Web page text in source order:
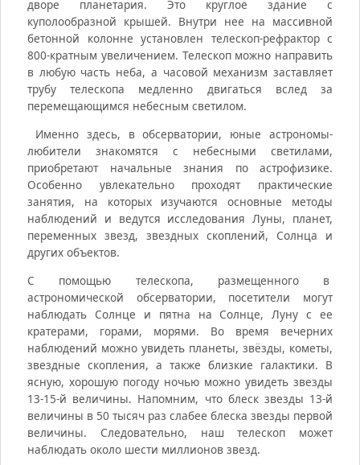
дворе планетария. Это круглое здание с
куполообразной крышей. Внутри нее на массивной
бетонной колонне установлен телескоп-рефрактор с
800-кратным увеличением. Телескоп можно направить
в любую часть неба, а часовой механизм заставляет
трубу телескопа медленно двигаться вслед за
перемещающимся небесным светилом.
Именно здесь, в обсерватории, юные астрономы-
любители знакомятся с небесными светилами,
приобретают начальные знания по астрофизике.
Особенно увлекательно проходят практические
занятия, на которых изучаются основные методы
наблюдений и ведутся исследования Луны, планет,
переменных звезд, звездных скоплений, Солнца и
других объектов.
С помощью телескопа, размещенного в
астрономической обсерватории, посетители могут
наблюдать Солнце и пятна на Солнце, Луну с ее
кратерами, горами, морями. Во время вечерних
наблюдений можно увидеть планеты, звёзды, кометы,
звездные скопления, а также близкие галактики. В
ясную, хорошую погоду ночью можно увидеть звезды
13-15-й величины. Напомним, что блеск звезды 13-й
величины в 50 тысяч раз слабее блеска звезды первой
величины. Следовательно, наш телескоп может
наблюдать около шести миллионов звезд.